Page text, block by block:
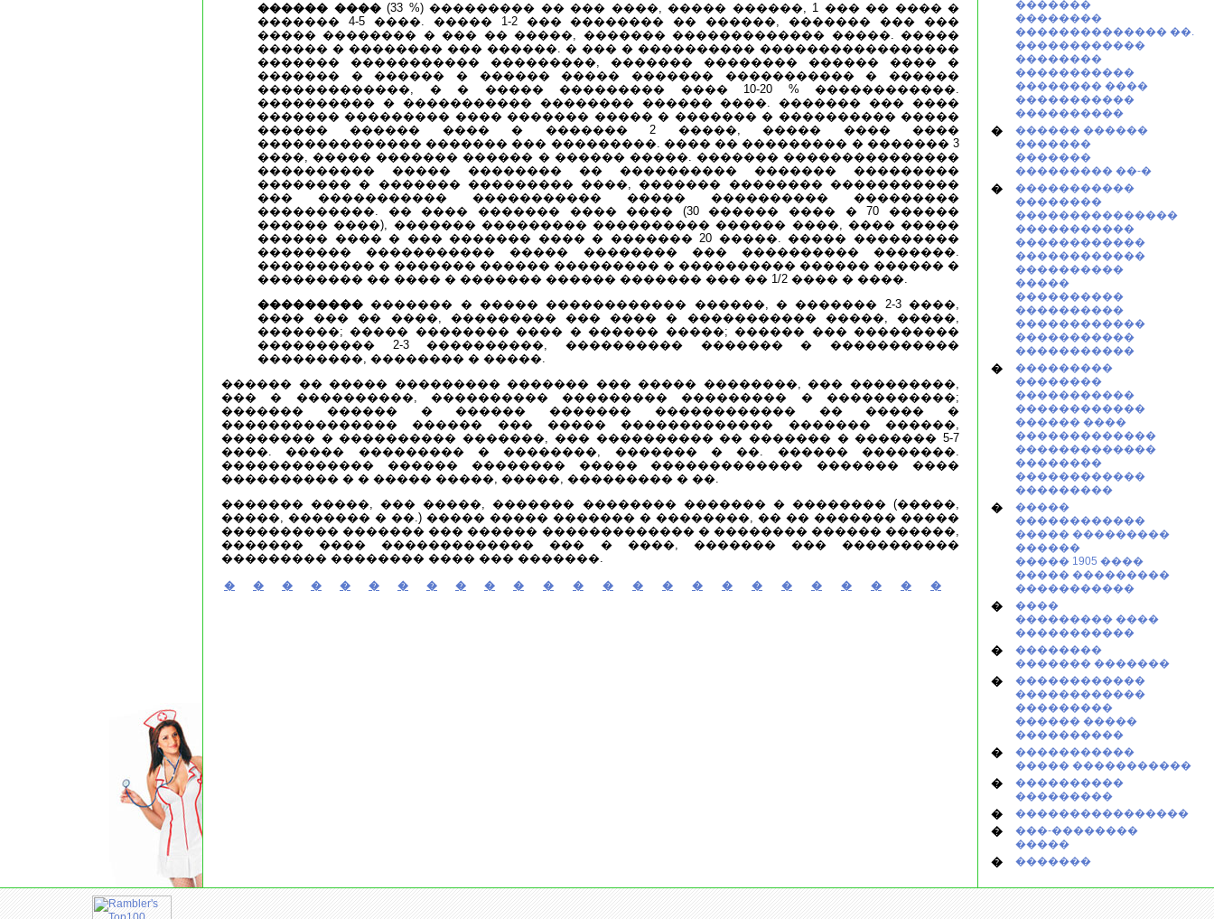
������ ����(33 %) ��������� �� ��� ����, ����� ������, 1 ��� �� ���� �
������� 4-5 ����. ����� 1-2 ��� �������� �� ������, ������� ��� ���
����� �������� � ��� �� �����, ������� ������������� �����. �����
������ � �������� ��� ������. � ��� � ���������� �����������������
������� ����������� ���������, ������� �������� ������ ���� �
������� � ������ � ������ ����� ������� ����������� � ������
�������������, � � ����� ��������� ���� 10-20 % ������������.
���������� � ����������� �������� ������ ����. ������� ��� ����
������� ��������� ���� ������� ����� � ������� � ���������� �����
������ ������ ���� � ������� 2 �����, ����� ���� ����
�������������� ������� ��� ���������. ���� �� ��������� � ������� 3
����, ����� ������� ������ � ������ �����. ������� ���������������
���������� ����� �������� �� ���������� ������� ���������
�������� � ������� ��������� ����, ������� �������� �����������
��� ����������� ����������� ����� ���������� ���������
����������. �� ���� ������� ���� ���� (30 ������ ���� � 70 ������
������ ����), ������� ��������� ���������� ������ ����, ���� �����
������ ���� � ��� ������� ���� � ������� 20 �����. ����� ���������
�������� ����������� ����� �������� ��� ���������� �������.
���������� � ������� ������ ��������� � ���������� ������ ������ �
��������� �� ���� � ������� ������ ������� ��� �� 1/2 ���� � ����.
��������� ������� � ����� ������������ ������, � ������� 2-3 ����,
���� ��� �� ����, ��������� ��� ���� � ����������� �����, �����,
�������; ����� �������� ���� � ������ �����; ������ ��� ���������
���������� 2-3 ����������, ���������� ������� � �����������
���������, �������� � �����.
������ �� ����� ��������� ������� ��� ����� ��������, ��� ���������,
��� � ����������, ���������� ��������� ��������� � �����������;
������� ������ � ������ ������� ������������ �� ����� �
��������������� ������ ��� ����� ������������� ������� ������,
�������� � ���������� �������, ��� ���������� �� ������� � ������� 5-7
����. ����� ��������� � ��������, ������� � ��. ������ ��������.
������������� ������ �������� ����� ������������� ������� ����
���������� � � ����� �����, �����, ��������� � ��.
������� �����, ��� �����, ������� �������� ������� � �������� (�����,
�����, ������� � ��.) ����� ����� ������� � ��������, �� �� ������� �����
���������� ������� ��� ������ ������������� � �������� ������ ������,
������� ���� ������������� ��� � ����, ������� ��� ����������
��������� �������� ���� ��� �������.
� � � � � � � � � � � � � � � � � � � � � � � � �
�������
��������
�������������� ��.
������������
��������
�����������
�������� ����
�����������
����������
�
������ ������
�������
�������
��������� ��-�
�
�����������
��������
���������������
�����������
������������
������������
����������
�����
����������
����������
������������
�����������
�����������
�
���������
��������
�����������
������������
������ ����
�������������
�������������
��������
������������
���������
�
�����
������������
����� ���������
������
����� 1905 ����
����� ���������
�����������
�
����
��������� ����
�����������
�
��������
������� �������
�
������������
������������
���������
������ �����
����������
�
�����������
����� �����������
�
����������
���������
� ����������������
�
���-��������
�����
� �������